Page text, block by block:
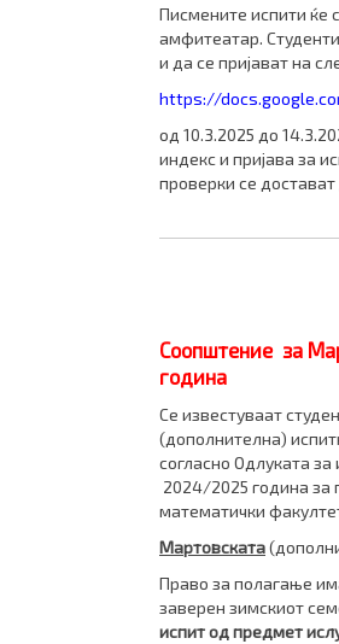
Писмените испити ќе
амфитеатар.
и да се пријават на
https://
од 10.3.2025 до
индекс и пријава за
проверки се
Соопштение за
година
Се известуваат
(дополнителна)
согласно Одлуката
2024/2025 година за
математички
Мартовската
Право за полагање
заверен зимскиот
испит од предмет